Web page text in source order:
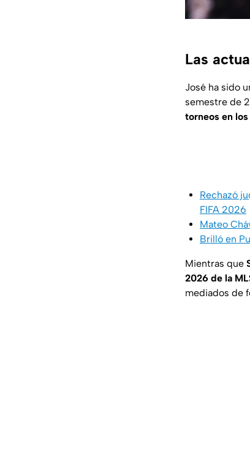
Las
José ha sido
semestre de
torneos en
Rechazó
FIFA 2026
Mateo
Brilló en
Mientras que
2026 de la
mediados de